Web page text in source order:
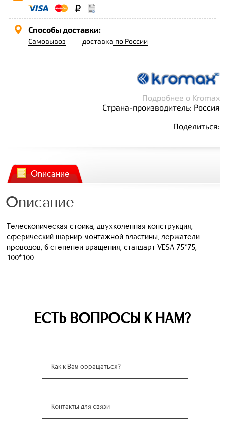
Способы доставки:
Самовывоз доставка по России
Подробнее о Kromax
Страна-производитель: Россия
Поделиться:
Описание
Описание
Телескопическая стойка, двухколенная конструкция,
сферический шарнир монтажной пластины, держатели
проводов, 6 степеней вращения, стандарт VESA 75*75,
100*100.
ЕСТЬ ВОПРОСЫ К НАМ?